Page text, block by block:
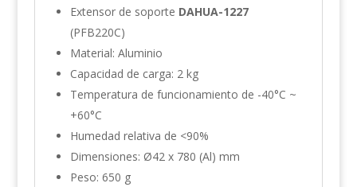
Extensor de soporte DAHUA-1227
(PFB220C)
Material: Aluminio
Capacidad de carga: 2 kg
Temperatura de funcionamiento de -40°C ~
+60°C
Humedad relativa de <90%
Dimensiones: Ø42 x 780 (Al) mm
Peso: 650 g